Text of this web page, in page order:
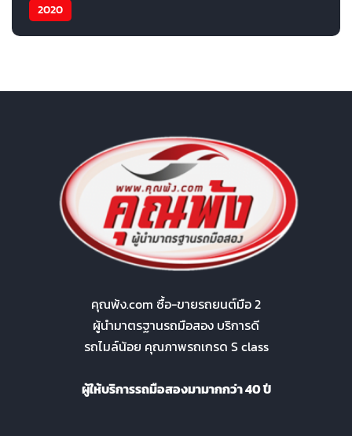
2020
คุณพ้ง.com ซื้อ-ขายรถยนต์มือ 2
ผู้นำมาตรฐานรถมือสอง บริการดี
รถไมล์น้อย คุณภาพรถเกรด S class
ผู้ให้บริการรถมือสองมามากกว่า 40 ปี